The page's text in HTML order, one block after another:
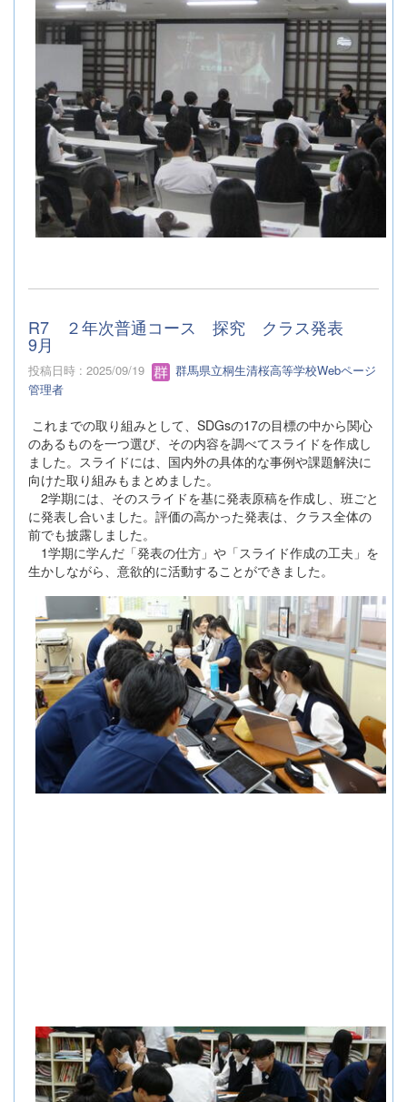
R7 ２年次普通コース 探究 クラス発表
9月
投稿日時 : 2025/09/19
群馬県立桐生清桜高等学校Webページ
管理者
これまでの取り組みとして、SDGsの17の目標の中から関心
のあるものを一つ選び、その内容を調べてスライドを作成し
ました。スライドには、国内外の具体的な事例や課題解決に
向けた取り組みもまとめました。
2学期には、そのスライドを基に発表原稿を作成し、班ごと
に発表し合いました。評価の高かった発表は、クラス全体の
前でも披露しました。
1学期に学んだ「発表の仕方」や「スライド作成の工夫」を
生かしながら、意欲的に活動することができました。